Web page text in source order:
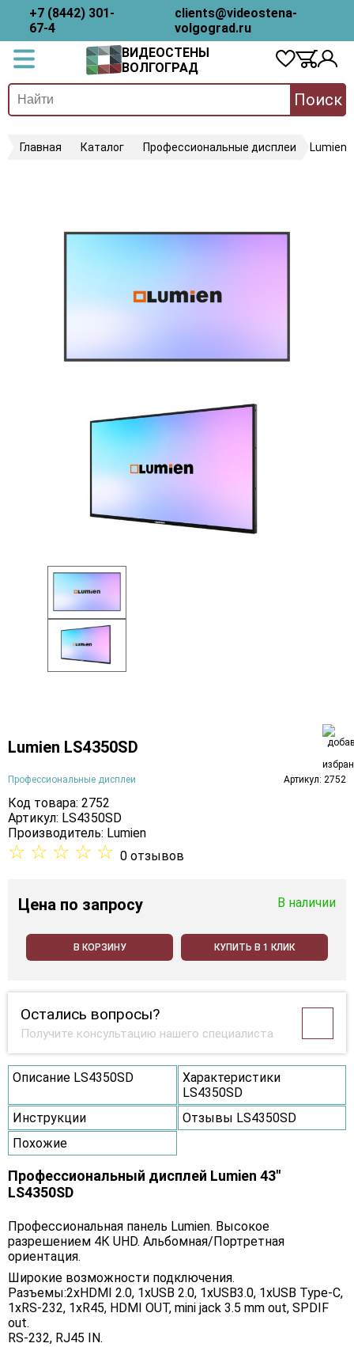
+7 (8442) 301-
67-4
clients@videostena-
volgograd.ru
ВИДЕОСТЕНЫ
ВОЛГОГРАД
Поиск
Главная Каталог Профессиональные дисплеи Lumien
Lumien LS4350SD
Профессиональные дисплеи Артикул: 2752
Код товара: 2752
Артикул: LS4350SD
Производитель: Lumien
☆ ☆ ☆ ☆ ☆ 0 отзывов
Цена по запросу В наличии
В КОРЗИНУ КУПИТЬ В 1 КЛИК
Остались вопросы?
Получите консультацию нашего специалиста
Описание LS4350SD
Характеристики
LS4350SD
Инструкции
Отзывы LS4350SD
Похожие
Профессиональный дисплей Lumien 43"
LS4350SD
Профессиональная панель Lumien. Высокое
разрешением 4К UHD. Альбомная/Портретная
ориентация.
Широкие возможности подключения.
Разъемы:2xHDMI 2.0, 1xUSB 2.0, 1xUSB3.0, 1xUSB Type-C,
1xRS-232, 1xR45, HDMI OUT, mini jack 3.5 mm out, SPDIF
out.
RS-232, RJ45 IN.